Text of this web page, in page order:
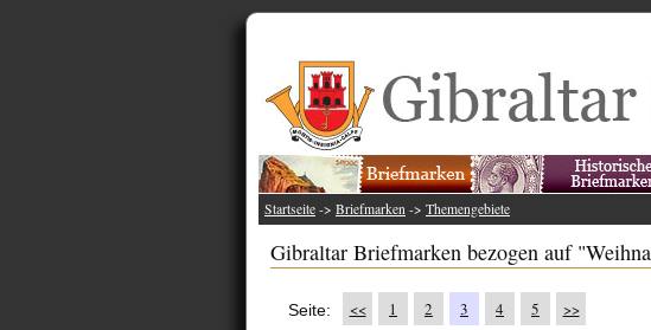
Startseite -> Briefmarken -> Themengebiete
Gibraltar Briefmarken bezogen auf
Seite: << 1 2 3 4 5 >>